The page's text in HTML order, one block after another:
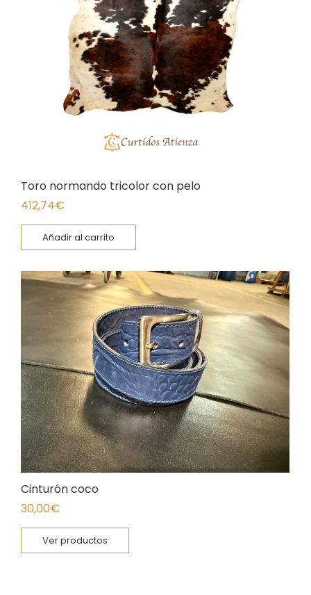
Toro normando tricolor con pelo
412,74€
Añadir al carrito
Cinturón coco
30,00€
Ver productos